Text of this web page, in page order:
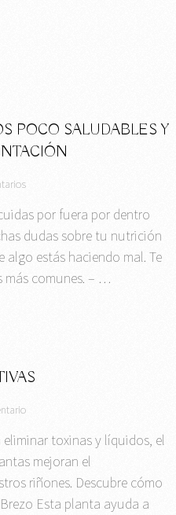
POCO SALUDABLES Y
por fuera por dentro
dudas sobre tu nutrición
algo estás haciendo mal. Te
más comunes. – …
toxinas y líquidos, el
mejoran el
riñones. Descubre cómo
Esta planta ayuda a